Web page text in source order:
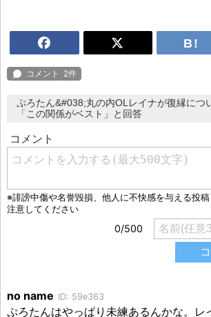
ぷろたん&#038;丸の内OLレイナが復縁につ
「この関係がベスト」と回答